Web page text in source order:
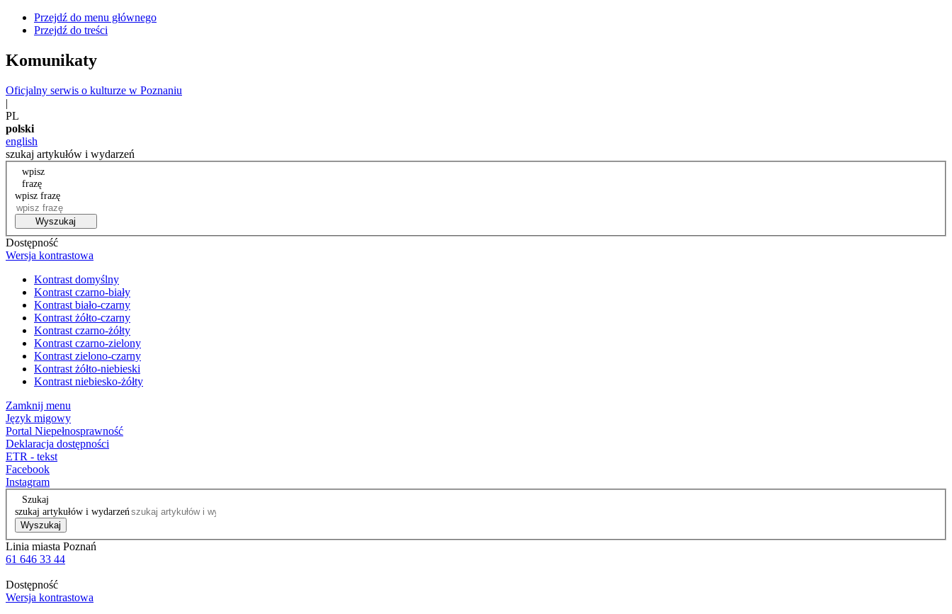
Przejdź do menu głównego
Przejdź do treści
Komunikaty
Oficjalny serwis o kulturze w Poznaniu
|
PL
polski
english
szukaj artykułów i wydarzeń
wpisz
frazę
wpisz frazę
Wyszukaj
Dostępność
Wersja kontrastowa
Kontrast domyślny
Kontrast czarno-biały
Kontrast biało-czarny
Kontrast żółto-czarny
Kontrast czarno-żółty
Kontrast czarno-zielony
Kontrast zielono-czarny
Kontrast żółto-niebieski
Kontrast niebiesko-żółty
Zamknij menu
Język migowy
Portal Niepełnosprawność
Deklaracja dostępności
ETR - tekst
Facebook
Instagram
Szukaj
szukaj artykułów i wydarzeń
Wyszukaj
Linia miasta Poznań
61 646 33 44
Dostępność
Wersja kontrastowa